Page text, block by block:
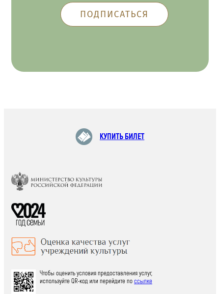
КУПИТЬ БИЛЕТ
Чтобы оценить условия предоставления услуг,
используйте QR-код или перейдите поссылке